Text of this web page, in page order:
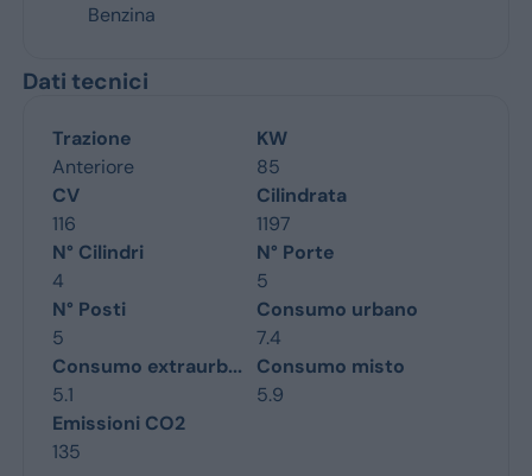
Benzina
Dati tecnici
Trazione
Anteriore
KW
85
CV
116
Cilindrata
1197
N° Cilindri
4
N° Porte
5
N° Posti
5
Consumo urbano
7.4
Consumo extraurb...
5.1
Consumo misto
5.9
Emissioni CO2
135